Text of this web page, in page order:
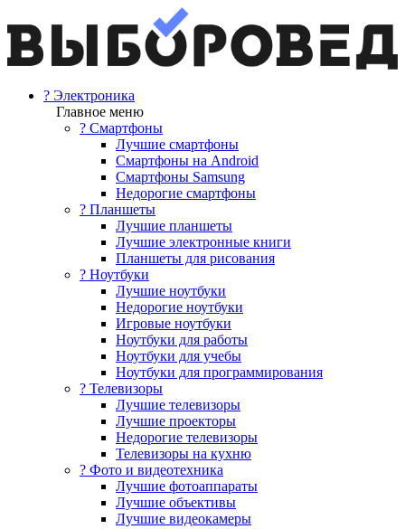
? Электроника
Главное меню
? Смартфоны
Лучшие смартфоны
Смартфоны на Android
Смартфоны Samsung
Недорогие смартфоны
? Планшеты
Лучшие планшеты
Лучшие электронные книги
Планшеты для рисования
? Ноутбуки
Лучшие ноутбуки
Недорогие ноутбуки
Игровые ноутбуки
Ноутбуки для работы
Ноутбуки для учебы
Ноутбуки для программирования
? Телевизоры
Лучшие телевизоры
Лучшие проекторы
Недорогие телевизоры
Телевизоры на кухню
? Фото и видеотехника
Лучшие фотоаппараты
Лучшие объективы
Лучшие видеокамеры